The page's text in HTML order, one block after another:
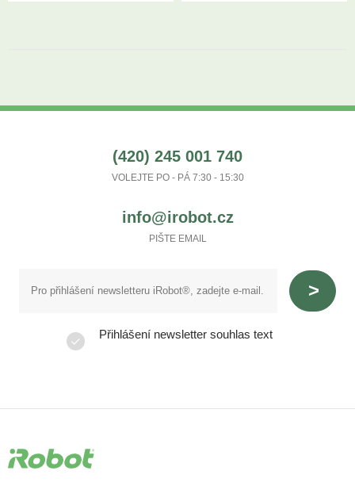
(420) 245 001 740
VOLEJTE PO - PÁ 7:30 - 15:30
info@irobot.cz
PIŠTE EMAIL
Přihlášení newsletter souhlas text